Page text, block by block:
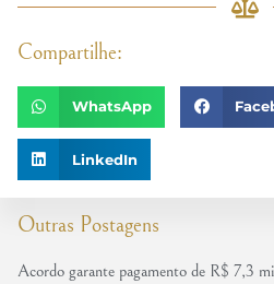
Outras Postagens
Acordo garante pagamento de R$ 7,3
Compartilhe:
WhatsApp
LinkedIn